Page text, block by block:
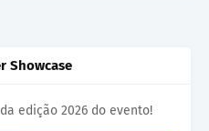
Showcase
edição 2026 do evento!